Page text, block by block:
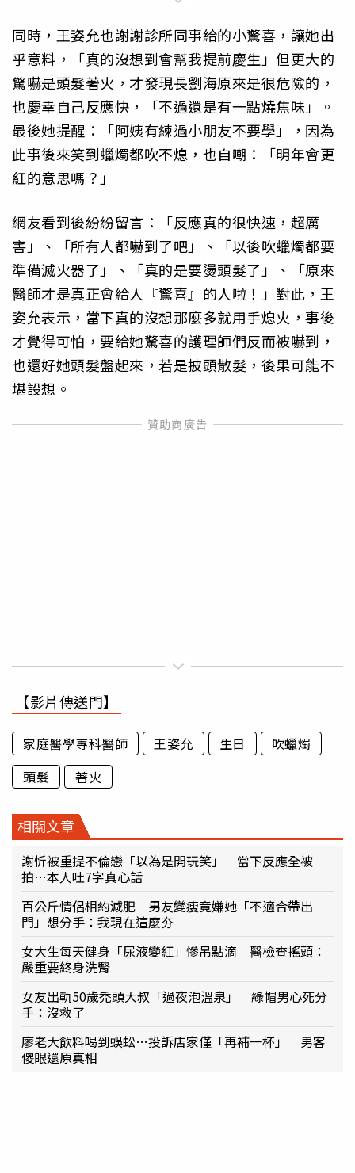
同時，王姿允也謝謝診所同事給的小驚喜，讓她出
乎意料，「真的沒想到會幫我提前慶生」但更大的
驚嚇是頭髮著火，才發現長劉海原來是很危險的，
也慶幸自己反應快，「不過還是有一點燒焦味」。
最後她提醒：「阿姨有練過小朋友不要學」，因為
此事後來笑到蠟燭都吹不熄，也自嘲：「明年會更
紅的意思嗎？」
網友看到後紛紛留言：「反應真的很快速，超厲
害」、「所有人都嚇到了吧」、「以後吹蠟燭都要
準備滅火器了」、「真的是要燙頭髮了」、「原來
醫師才是真正會給人『驚喜』的人啦！」對此，王
姿允表示，當下真的沒想那麼多就用手熄火，事後
才覺得可怕，要給她驚喜的護理師們反而被嚇到，
也還好她頭髮盤起來，若是披頭散髮，後果可能不
堪設想。
【影片傳送門】
家庭醫學專科醫師 王姿允 生日
吹蠟燭
頭髮
著火
相關文章
謝忻被重提不倫戀「以為是開玩笑」 當下反應全被
拍…本人吐7字真心話
百公斤情侶相約減肥 男友變瘦竟嫌她「不適合帶出
門」想分手：我現在這麼夯
女大生每天健身「尿液變紅」慘吊點滴 醫檢查搖頭：
嚴重要終身洗腎
女友出軌50歲禿頭大叔「過夜泡溫泉」 綠帽男心死分
手：沒救了
廖老大飲料喝到蜈蚣…投訴店家僅「再補一杯」 男客
傻眼還原真相